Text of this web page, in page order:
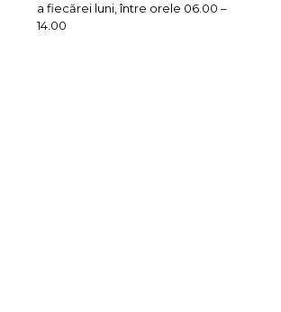
a fiecărei luni, între orele 06.00 –
14.00